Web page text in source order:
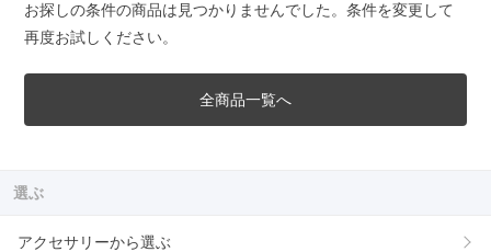
お探しの条件の商品は見つかりませんでした。条件を変更して
再度お試しください。
全商品一覧へ
選ぶ
アクセサリーから選ぶ